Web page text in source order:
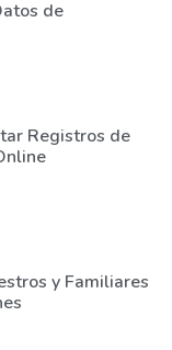
de
Registros de
y Familiares